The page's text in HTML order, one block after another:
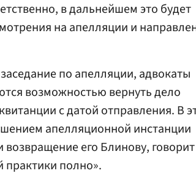
в дальнейшем это будет
на апелляции и
по апелляции, адвокаты
возможностью вернуть дело
с датой отправления. В
апелляционной инстанции
возвращение его Блинову, говорит
практики полно».